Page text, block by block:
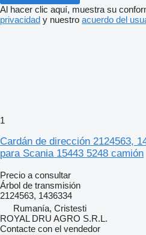
Al hacer clic aquí, muestra su
privacidad y nuestro acuerdo del
1
Cardán de dirección 2124563,
para Scania 15443 5248 camión
Precio a consultar
Árbol de transmisión
2124563, 1436334
Rumanía, Cristesti
ROYAL DRU AGRO S.R.L.
Contacte con el vendedor